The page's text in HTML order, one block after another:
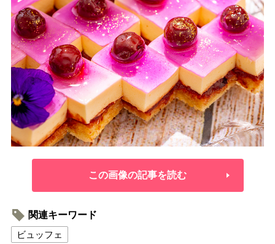
この画像の記事を読む
関連キーワード
ビュッフェ